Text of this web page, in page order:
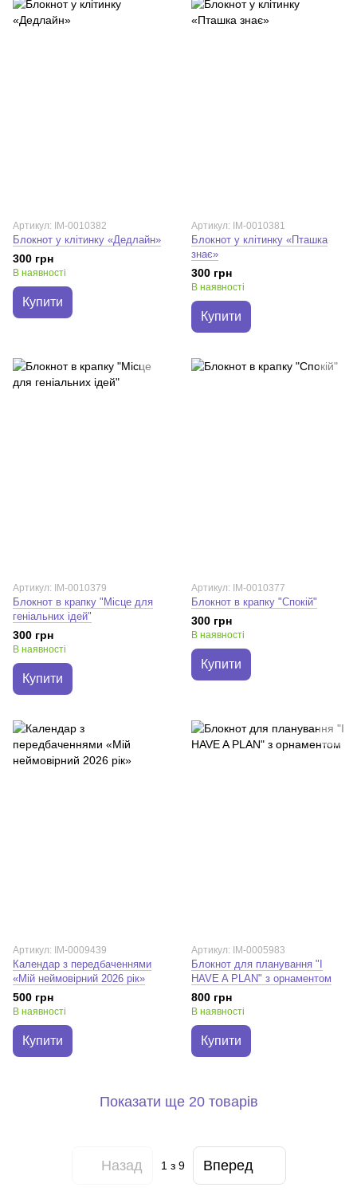
Артикул: IM-0010382
Блокнот у клітинку «Дедлайн»
300 грн
В наявності
Купити
Артикул: IM-0010381
Блокнот у клітинку «Пташка
знає»
300 грн
В наявності
Купити
Артикул: IM-0010379
Блокнот в крапку "Місце для
геніальних ідей"
300 грн
В наявності
Купити
Артикул: IM-0010377
Блокнот в крапку "Спокій"
300 грн
В наявності
Купити
Артикул: IM-0009439
Календар з передбаченнями
«Мій неймовірний 2026 рік»
500 грн
В наявності
Купити
Артикул: IM-0005983
Блокнот для планування "I
HAVE A PLAN" з орнаментом
800 грн
В наявності
Купити
Показати ще 20 товарів
Назад 1з 9 Вперед